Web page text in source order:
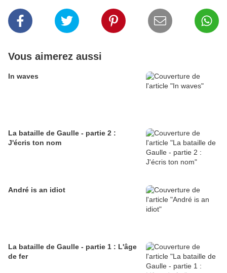
Vous aimerez aussi
In waves
La bataille de Gaulle - partie 2 :
J'écris ton nom
André is an idiot
La bataille de Gaulle - partie 1 : L'âge
de fer